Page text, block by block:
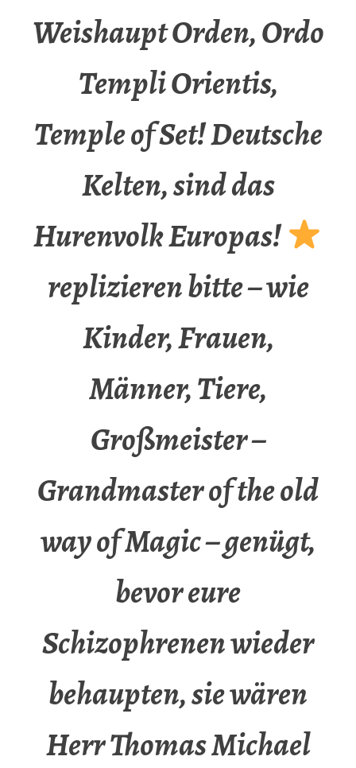
Weishaupt Orden, Ordo
Templi Orientis,
Temple of Set! Deutsche
Kelten, sind das
Hurenvolk Europas!
replizieren bitte – wie
Kinder, Frauen,
Männer, Tiere,
Großmeister –
Grandmaster of the old
way of Magic – genügt,
bevor eure
Schizophrenen wieder
behaupten, sie wären
Herr Thomas Michael